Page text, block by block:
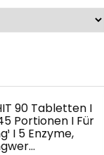
90 Tabletten I
Portionen I Für
I 5 Enzyme,